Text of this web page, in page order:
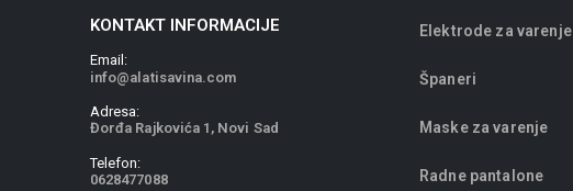
KONTAKT INFORMACIJE
Email:
info@alatisavina.com
Adresa:
Đorđa Rajkovića 1, Novi Sad
Telefon:
0628477088
Elektrode za varenje
Španeri
Maske za varenje
Radne pantalone